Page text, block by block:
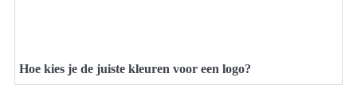
Hoe kies je de juiste kleuren voor een logo?